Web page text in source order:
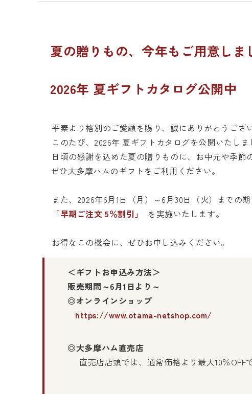
夏の贈りもの、今年もご用意しま
2026年 夏ギフトカタログ公開中
平素より格別のご愛顧を賜り、誠にありがとうござ
このたび、2026年 夏ギフトカタログを公開いたしま
日頃の感謝を込めた夏の贈りものに、お中元や季節
ぜひ大多摩ハムのギフトをご利用ください。
また、2026年6月1日（月）～6月30日（火）までの
「早期ご注文 5％割引」
を実施いたします。
お得なこの機会に、ぜひお申し込みください。
＜ギフトお申込み方法＞
販売期間～6月1日より～
◎オンラインショップ
https://www.otama-netshop.com/
◎大多摩ハム直売店
直売店店頭では、通常価格より最大10％OFF